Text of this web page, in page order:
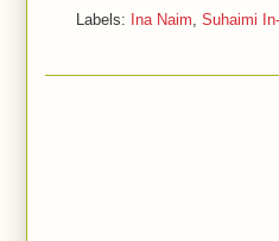
Labels: Ina Naim, Suhaimi